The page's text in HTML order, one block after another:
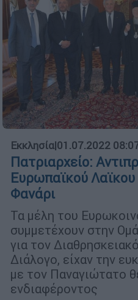
Εκκλησία|01.07.2022
Πατριαρχείο:
Ευρωπαϊκού
Φανάρι
Τα μέλη του
συμμετέχουν στην
για τον
Διάλογο, είχαν την
με τον Παναγιώτατο
ενδιαφέροντος